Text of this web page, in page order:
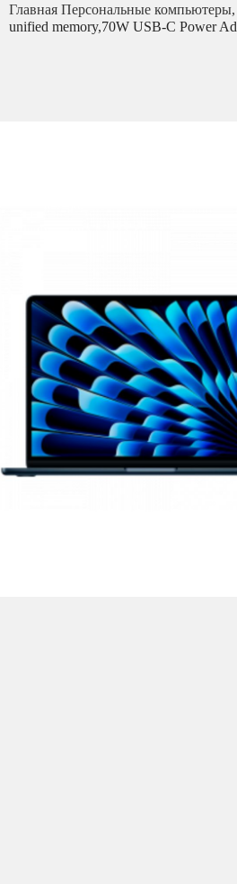
Главная Персональные
unified memory,70W USB-C Power